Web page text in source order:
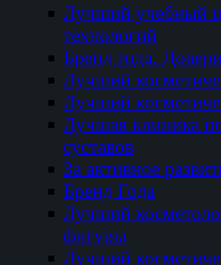
Лучший
технологий
Бренд года.
Лучший
Лучший
Лучшая клиника
суставов
За активное
Бренд Года
Лучший
фигуры
Лучший